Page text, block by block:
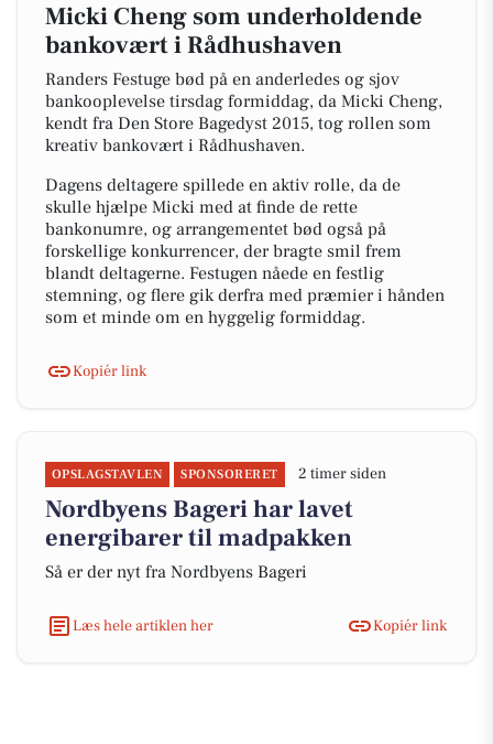
Micki Cheng som underholdende
bankovært i Rådhushaven
Randers Festuge bød på en anderledes og sjov
bankooplevelse tirsdag formiddag, da Micki Cheng,
kendt fra Den Store Bagedyst 2015, tog rollen som
kreativ bankovært i Rådhushaven.
Dagens deltagere spillede en aktiv rolle, da de
skulle hjælpe Micki med at finde de rette
bankonumre, og arrangementet bød også på
forskellige konkurrencer, der bragte smil frem
blandt deltagerne. Festugen nåede en festlig
stemning, og flere gik derfra med præmier i hånden
som et minde om en hyggelig formiddag.
Kopiér link
OPSLAGSTAVLEN SPONSORERET 2 timer siden
Nordbyens Bageri har lavet
energibarer til madpakken
Så er der nyt fra Nordbyens Bageri
Læs hele artiklen her Kopiér link